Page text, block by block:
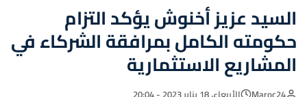
السيد عزيز أخنوش يؤكد التزام
حكومته الكامل بمرافقة الشركاء في
المشاريع الاستثمارية